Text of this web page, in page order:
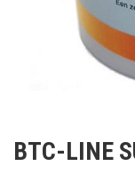
het
BTC-LINE